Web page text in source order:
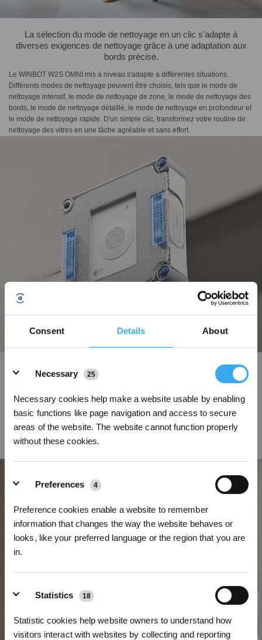
Consent Details About
Necessary
25
Necessary cookies help make a website usable by enabling
basic functions like page navigation and access to secure
areas of the website. The website cannot function properly
without these cookies.
Preferences 4
Preference cookies enable a website to remember
information that changes the way the website behaves or
looks, like your preferred language or the region that you are
in.
Statistics 18
Statistic cookies help website owners to understand how
visitors interact with websites by collecting and reporting
La sélection du mode de nettoyage en un clic s'adapte à
diverses exigences de nettoyage grâce à une adaptation aux
bords précise.
Le WINBOT W2S OMNI mis à niveau s'adapte à différentes situations.
Différents modes de nettoyage peuvent être choisis, tels que le mode de
nettoyage intensif, le mode de nettoyage de zone, le mode de nettoyage des
bords, le mode de nettoyage détaillé, le mode de nettoyage en profondeur et
le mode de nettoyage rapide. D'un simple clic, transformez votre routine de
nettoyage des vitres en une tâche agréable et sans effort.
Système d'ascension intelligent pour éviter de glisser
synchronisée améliorée avec une haute résistance à l'eau et à la friction,
garantissant ainsi un déplacement stable sans glissement. Même lors de
l'essuyage humide, la roue motrice externe réduit le contact avec l'eau et
offre une plus grande stabilité lors de l'ascension. Ensemble, ces fonctions
permettent au WINBOT W2S OMNI de se déplacer sans à-coups et de